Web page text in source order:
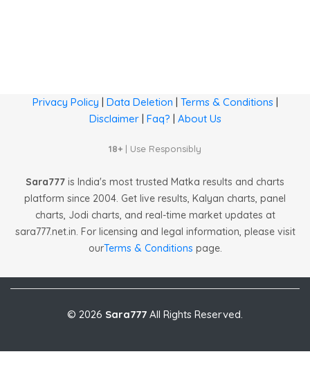
Privacy Policy | Data Deletion | Terms & Conditions|
Disclaimer| Faq? | About Us
18+ | Use Responsibly
Sara777 is India's most trusted Matka results and charts
platform since 2004. Get live results, Kalyan charts, panel
charts, Jodi charts, and real-time market updates at
sara777.net.in. For licensing and legal information, please visit
ourTerms & Conditions page.
© 2026 Sara777 All Rights Reserved.